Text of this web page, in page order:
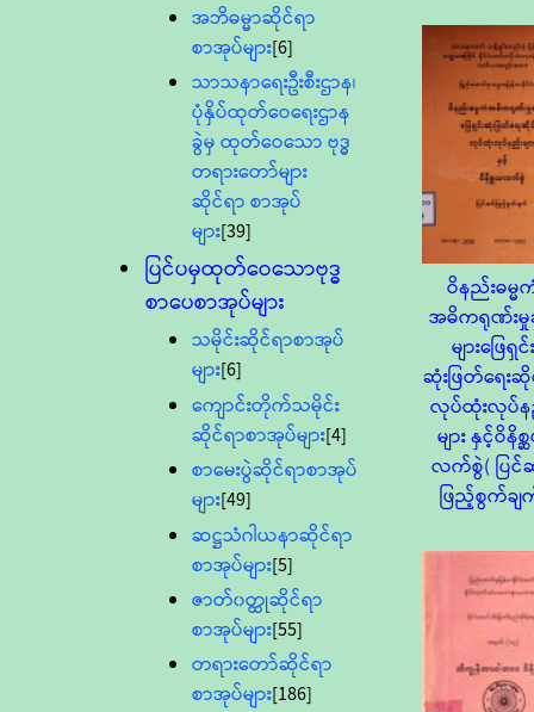
အဘိဓမ္မာဆိုင်ရာ
စာအုပ်များ[6]
သာသနာရေးဦးစီးဌာန၊
ပုံနှိပ်ထုတ်ဝေရေးဌာန
ခွဲမှ ထုတ်ဝေသော ဗုဒ္ဓ
တရားတော်များ
ဆိုင်ရာ စာအုပ်
များ[39]
ပြင်ပမှထုတ်ဝေသောဗုဒ္ဓ
စာပေစာအုပ်များ
သမိုင်းဆိုင်ရာစာအုပ်
များ[6]
ကျောင်းတိုက်သမိုင်း
ဆိုင်ရာစာအုပ်များ[4]
စာမေးပွဲဆိုင်ရာစာအုပ်
များ[49]
ဆဋ္ဌသံဂါယနာဆိုင်ရာ
စာအုပ်များ[5]
ဇာတ်၀တ္ထုဆိုင်ရာ
စာအုပ်များ[55]
တရားတော်ဆိုင်ရာ
စာအုပ်များ[186]
ဝိနည်းဓမ္မ
အဓိကရုဏ်းမှု
များဖြေရှင်
ဆုံးဖြတ်ရေး
လုပ်ထုံးလုပ်
များ နှင့်ဝိနိ
လက်စွဲ( ပြ
ဖြည့်စွက်ချ